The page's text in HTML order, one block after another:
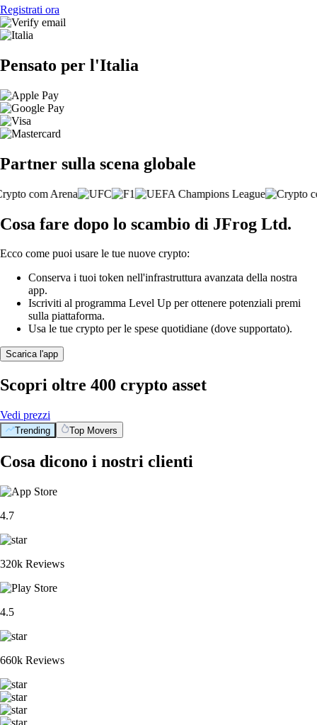
Registrati ora
Pensato per l'Italia
Partner sulla scena globale
Cosa fare dopo lo scambio di JFrog Ltd.
Ecco come puoi usare le tue nuove crypto:
Conserva i tuoi token nell'infrastruttura avanzata della nostra
app.
Iscriviti al programma Level Up per ottenere potenziali premi
sulla piattaforma.
Usa le tue crypto per le spese quotidiane (dove supportato).
Scarica l'app
Scopri oltre 400 crypto asset
Vedi prezzi
Trending Top Movers
Cosa dicono i nostri clienti
4.7
320k Reviews
4.5
660k Reviews